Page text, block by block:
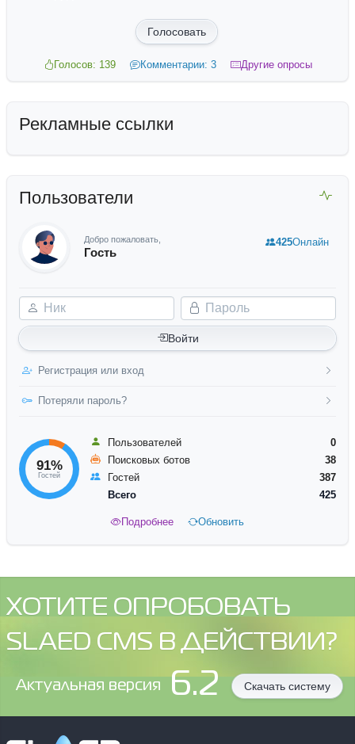
Голосовать
Голосов: 139 Комментарии: 3 Другие опросы
Рекламные ссылки
Пользователи
Добро пожаловать,
Гость
Ник Пароль
Войти
Регистрация или вход
Потеряли пароль?
425Онлайн
91%
Гостей
Пользователей
0
Поисковых ботов
38
Гостей
387
Всего
425
Подробнее Обновить
ХОТИТЕ ОПРОБОВАТЬ
SLAED CMS В ДЕЙСТВИИ?
Aктуальная версия 6.2 Скачать систему